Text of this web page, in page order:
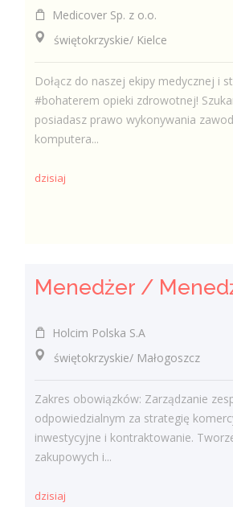
Medicover Sp. z o.o.
świętokrzyskie/ Kielce
Dołącz do naszej ekipy medycznej i
#bohaterem opieki zdrowotnej!
posiadasz prawo wykonywania
komputera...
dzisiaj
Holcim Polska S.A
świętokrzyskie/ Małogoszcz
Zakres obowiązków: Zarządzanie
odpowiedzialnym za strategię
inwestycyjne i kontraktowanie.
zakupowych i...
dzisiaj